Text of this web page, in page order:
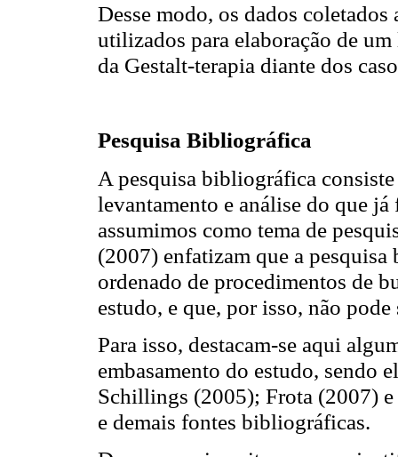
Desse modo, os dados
utilizados para elaboração de
da Gestalt-terapia diante dos
Pesquisa Bibliográfica
A pesquisa bibliográfica
levantamento e análise do que
assumimos como tema de
(2007) enfatizam que a
ordenado de procedimentos de
estudo, e que, por isso, não
Para isso, destacam-se aqui
embasamento do estudo, sendo
Schillings (2005); Frota (2007) e
e demais fontes bibliográficas.